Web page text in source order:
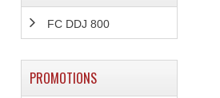
FC DDJ 800
PROMOTIONS